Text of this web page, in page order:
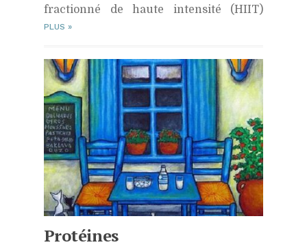
fractionné de haute intensité (HIIT)
PLUS »
Protéines